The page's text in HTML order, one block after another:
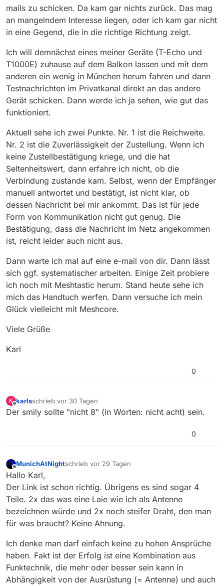
mails zu schicken. Da kam gar nichts zurück. Das mag
an mangelndem Interesse liegen, oder ich kam gar nicht
in eine Gegend, die in die richtige Richtung zeigt.
Ich will demnächst eines meiner Geräte (T-Echo und
T1000E) zuhause auf dem Balkon lassen und mit dem
anderen ein wenig in München herum fahren und dann
Testnachrichten im Privatkanal direkt an das andere
Gerät schicken. Dann werde ich ja sehen, wie gut das
funktioniert.
Aktuell sehe ich zwei Punkte. Nr. 1 ist die Reichweite.
Nr. 2 ist die Zuverlässigkeit der Zustellung. Wenn ich
keine Zustellbestätigung kriege, und die hat
Seltenheitswert, dann erfahre ich nicht, ob die
Verbindung zustande kam. Selbst, wenn der Empfänger
manuell antwortet und bestätigt, ist nicht klar, ob
dessen Nachricht bei mir ankommt. Das ist für jede
Form von Kommunikation nicht gut genug. Die
Bestätigung, dass die Nachricht im Netz angekommen
ist, reicht leider auch nicht aus.
Dann warte ich mal auf eine e-mail von dir. Dann lässt
sich ggf. systematischer arbeiten. Einige Zeit probiere
ich noch mit Meshtastic herum. Stand heute sehe ich
mich das Handtuch werfen. Dann versuche ich mein
Glück vielleicht mit Meshcore.
Viele Grüße
Karl
0
K
Offline
karlsschrieb vor 30 Tagen
zuletzt editiert von
Der smily sollte "nicht 8" (in Worten: nicht acht) sein.
0
Offline
MunichAtNightschrieb vor 29 Tagen
zuletzt editiert von
Hallo Karl,
Der Link ist schon richtig. Übrigens es sind sogar 4
Teile. 2x das was eine Laie wie ich als Antenne
bezeichnen würde und 2x noch steifer Draht, den man
für was braucht? Keine Ahnung.
Ich denke man darf einfach keine zu hohen Ansprüche
haben. Fakt ist der Erfolg ist eine Kombination aus
Funktechnik, die mehr oder besser sein kann in
Abhängigkeit von der Ausrüstung (= Antenne) und auch